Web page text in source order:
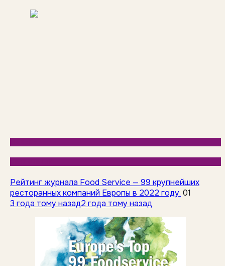
Рейтинг журнала Food Service — 99 крупнейших
ресторанных компаний Европы в 2022 году. 01
3 года тому назад2 года тому назад